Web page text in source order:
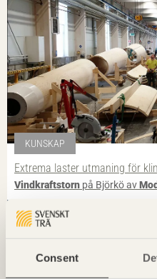
Consent
KUNSKAP
Extrema laster utmaning för
Vindkraftstorn på Björkö av